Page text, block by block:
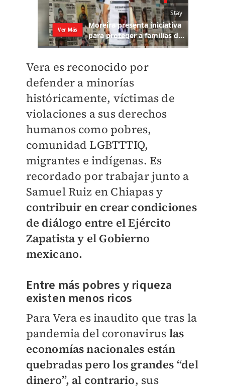
Vera es reconocido por
defender a minorías
históricamente, víctimas de
violaciones a sus derechos
humanos como pobres,
comunidad LGBTTTIQ,
migrantes e indígenas. Es
recordado por trabajar junto a
Samuel Ruiz en Chiapas y
contribuir en crear condiciones
de diálogo entre el Ejército
Zapatista y el Gobierno
mexicano.
Entre más pobres y riqueza
existen menos ricos
Para Vera es inaudito que tras la
pandemia del coronavirus las
economías nacionales están
quebradas pero los grandes “del
dinero”, al contrario, sus